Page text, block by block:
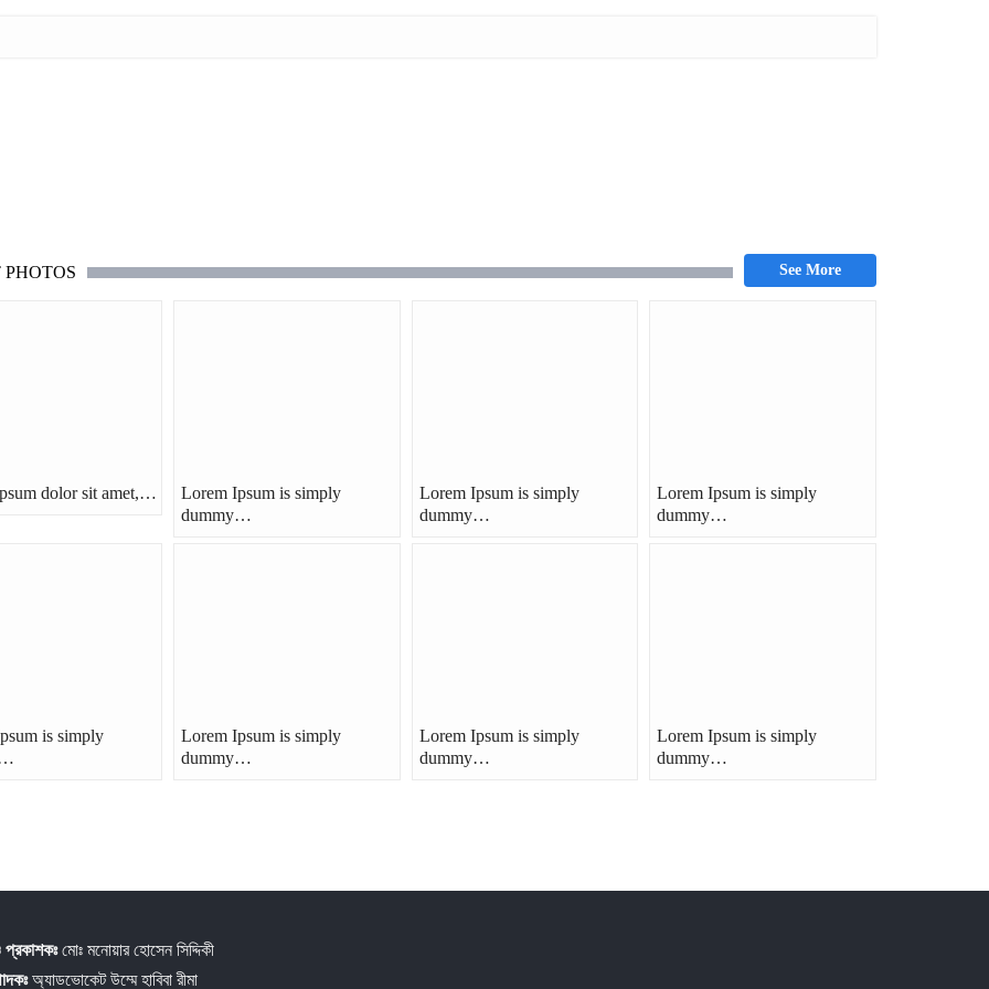
dolor sit amet,…
Lorem Ipsum is simply
dummy…
Lorem Ipsum is simply
dummy…
Lorem Ipsum is simply
dummy…
is simply
Lorem Ipsum is simply
dummy…
Lorem Ipsum is simply
dummy…
Lorem Ipsum is simply
dummy…
মোঃ মনোয়ার হোসেন সিদ্দিকী
অ্যাডভোকেট উম্মে হাবিবা রীমা